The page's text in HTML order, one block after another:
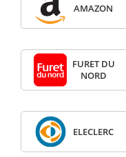
AMAZON
FURET DU
NORD
ELECLERC